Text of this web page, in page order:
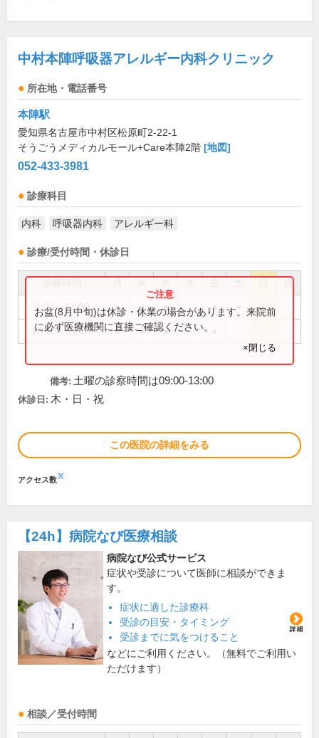
中村本陣呼吸器アレルギー内科クリニック
所在地・電話番号
本陣駅
愛知県名古屋市中村区松原町2-22-1
そうごうメディカルモール+Care本陣2階 [地図]
052-433-3981
診療科目
内科 呼吸器内科 アレルギー科
診療/受付時間・休診日
祝
9:00～13:00 ● ● ● ●
16:00～18:30 ● ● ●
お盆(8月中旬)は休診・休業の場合があります。来院前
に必ず医療機関に直接ご確認ください。
×閉じる
備考: 土曜の診察時間は09:00-13:00
休診日: 木・日・祝
この医院の詳細をみる
アクセス数※
【24h】 病院なび医療相談
病院なび公式サービス
症状や受診について医師に相談ができま
す。
症状に適した診療科
受診の目安・タイミング
受診までに気をつけること
などにご利用ください。（無料でご利用い
ただけます）
相談／受付時間